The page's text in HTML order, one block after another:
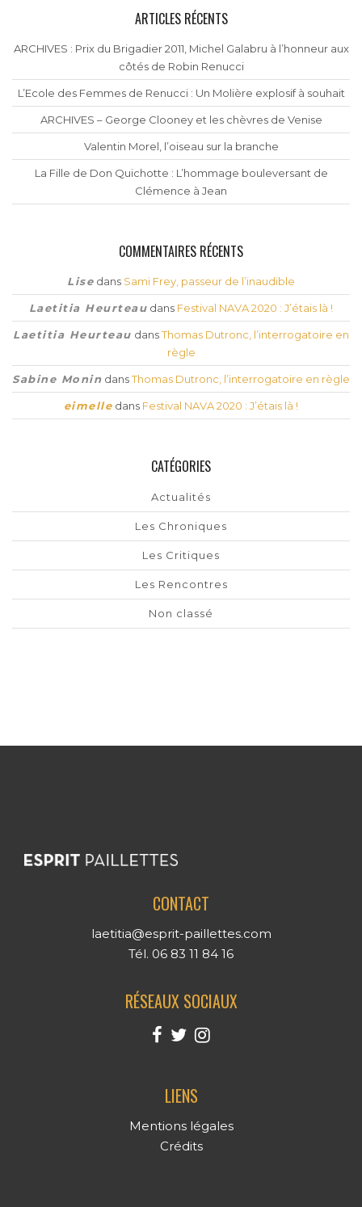
ARTICLES RÉCENTS
ARCHIVES : Prix du Brigadier 2011, Michel Galabru à l’honneur aux
côtés de Robin Renucci
L’Ecole des Femmes de Renucci : Un Molière explosif à souhait
ARCHIVES – George Clooney et les chèvres de Venise
Valentin Morel, l’oiseau sur la branche
La Fille de Don Quichotte : L’hommage bouleversant de
Clémence à Jean
COMMENTAIRES RÉCENTS
Lise dans Sami Frey, passeur de l’inaudible
Laetitia Heurteau dans Festival NAVA 2020 : J’étais là !
Laetitia Heurteau dansThomas Dutronc, l’interrogatoire en
règle
Sabine Monin dansThomas Dutronc, l’interrogatoire en règle
eimelle dans Festival NAVA 2020 : J’étais là !
CATÉGORIES
Actualités
Les Chroniques
Les Critiques
Les Rencontres
Non classé
CONTACT
laetitia@esprit-paillettes.com
Tél. 06 83 11 84 16
RÉSEAUX SOCIAUX
LIENS
Mentions légales
Crédits